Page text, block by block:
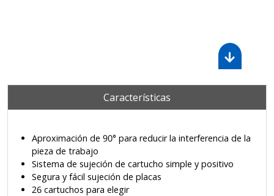
Características
Aproximación de 90° para reducir la interferencia de la
pieza de trabajo
Sistema de sujeción de cartucho simple y positivo
Segura y fácil sujeción de placas
26 cartuchos para elegir